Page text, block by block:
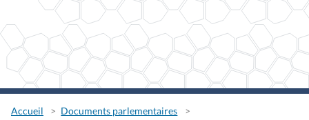
Accueil
Documents parlementaires